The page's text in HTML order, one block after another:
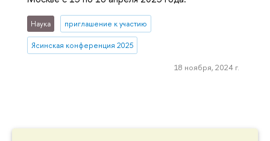
Наука приглашение к участию
Ясинская конференция 2025
18 ноября, 2024 г.